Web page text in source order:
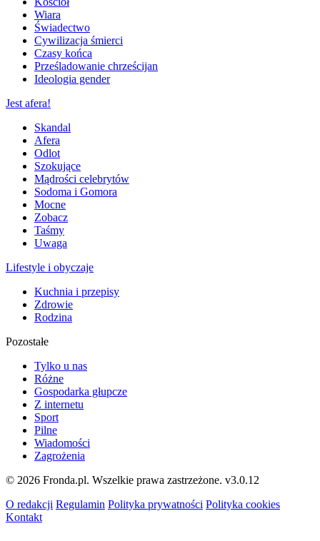
Wiara
Świadectwo
Cywilizacja śmierci
Czasy końca
Prześladowanie chrześcijan
Ideologia gender
Jest afera!
Skandal
Afera
Odlot
Szokujące
Mądrości celebrytów
Sodoma i Gomora
Mocne
Zobacz
Taśmy
Uwaga
Lifestyle i obyczaje
Kuchnia i przepisy
Zdrowie
Rodzina
Pozostałe
Tylko u nas
Różne
Gospodarka głupcze
Z internetu
Sport
Pilne
Wiadomości
Zagrożenia
© 2026 Fronda.pl. Wszelkie prawa zastrzeżone. v3.0.12
O redakcji Regulamin Polityka prywatności Polityka cookies
Kontakt